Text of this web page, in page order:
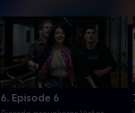
6. Episode 6